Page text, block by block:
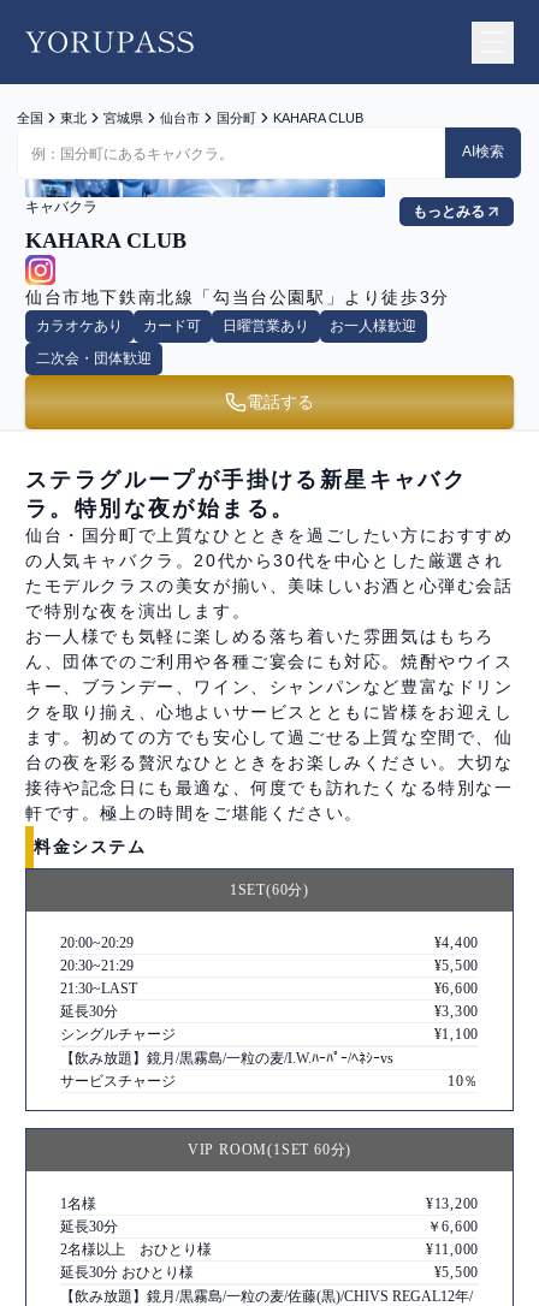
YORUPASS
全国 東北 宮城県 仙台市 国分町 KAHARA CLUB
AI検索
キャバクラ もっとみる
KAHARA CLUB
仙台市地下鉄南北線「勾当台公園駅」より徒歩3分
カラオケあり カード可 日曜営業あり
お一人様歓迎
二次会・団体歓迎
電話する
ステラグループが手掛ける新星キャバク
ラ。特別な夜が始まる。
仙台・国分町で上質なひとときを過ごしたい方におすすめ
の人気キャバクラ。20代から30代を中心とした厳選され
たモデルクラスの美女が揃い、美味しいお酒と心弾む会話
で特別な夜を演出します。
お一人様でも気軽に楽しめる落ち着いた雰囲気はもちろ
ん、団体でのご利用や各種ご宴会にも対応。焼酎やウイス
キー、ブランデー、ワイン、シャンパンなど豊富なドリン
クを取り揃え、心地よいサービスとともに皆様をお迎えし
ます。初めての方でも安心して過ごせる上質な空間で、仙
台の夜を彩る贅沢なひとときをお楽しみください。大切な
接待や記念日にも最適な、何度でも訪れたくなる特別な一
軒です。極上の時間をご堪能ください。
料金システム
1SET(60分)
20:00~20:29
¥4,400
20:30~21:29
¥5,500
21:30~LAST
¥6,600
延長30分
¥3,300
シングルチャージ
¥1,100
【飲み放題】鏡月/黒霧島/一粒の麦/I.W.ﾊｰﾊﾟｰ/ﾍﾈｼｰvs
サービスチャージ
10％
VIP ROOM(1SET 60分)
1名様
¥13,200
延長30分
￥6,600
2名様以上 おひとり様
¥11,000
延長30分 おひとり様
¥5,500
【飲み放題】鏡月/黒霧島/一粒の麦/佐藤(黒)/CHIVS REGAL12年/